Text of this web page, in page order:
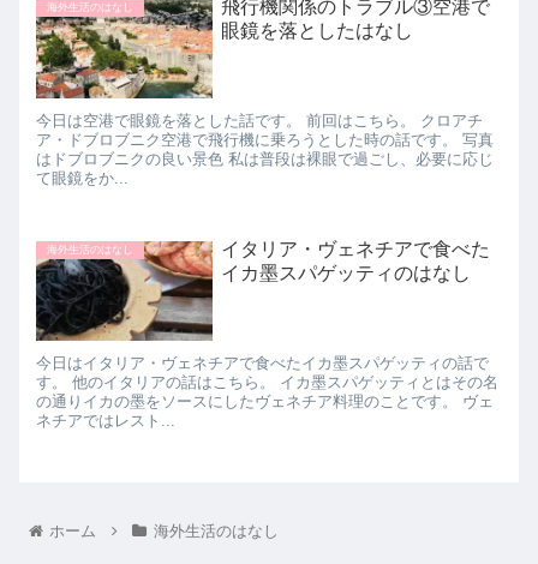
海外生活のはなし
飛行機関係のトラブル③空港で
眼鏡を落としたはなし
今日は空港で眼鏡を落とした話です。 前回はこちら。 クロアチ
ア・ドブロブニク空港で飛行機に乗ろうとした時の話です。 写真
はドブロブニクの良い景色 私は普段は裸眼で過ごし、必要に応じ
て眼鏡をか...
海外生活のはなし
イタリア・ヴェネチアで食べた
イカ墨スパゲッティのはなし
今日はイタリア・ヴェネチアで食べたイカ墨スパゲッティの話で
す。 他のイタリアの話はこちら。 イカ墨スパゲッティとはその名
の通りイカの墨をソースにしたヴェネチア料理のことです。 ヴェ
ネチアではレスト...
ホーム 海外生活のはなし